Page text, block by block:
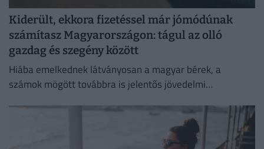
Kiderült, ekkora fizetéssel már jómódúnak
számítasz Magyarországon: tágul az olló
gazdag és szegény között
Hiába emelkednek látványosan a magyar bérek, a
számok mögött továbbra is jelentős jövedelmi